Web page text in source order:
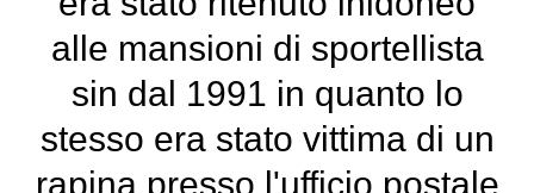
alle mansioni di sportellista
sin dal 1991 in quanto lo
stesso era stato vittima di un
rapina presso l'ufficio postale